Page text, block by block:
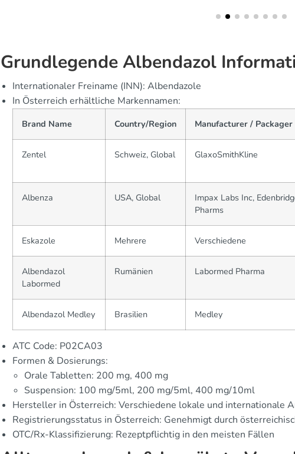
Grundlegende Albendazol
Internationaler Freiname (INN): Albendazole
In Österreich erhältliche Markennamen:
Brand Name Country/Region Manufacturer / Packager
Zentel Schweiz, Global GlaxoSmithKline
Albenza USA, Global
Impax Labs Inc,
Pharms
Eskazole Mehrere Verschiedene
Albendazol
Labormed
Rumänien Labormed Pharma
Albendazol Medley Brasilien Medley
ATC Code: P02CA03
Formen & Dosierungs:
Orale Tabletten: 200 mg, 400 mg
Suspension: 100 mg/5ml, 200 mg/5ml, 400 mg/10ml
Hersteller in Österreich: Verschiedene lokale und internationale
Registrierungsstatus in Österreich: Genehmigt durch
OTC/Rx-Klassifizierung: Rezeptpflichtig in den meisten Fällen